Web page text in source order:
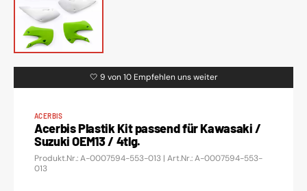
🤍 9 von 10 Empfehlen uns weiter
ACERBIS
Acerbis Plastik Kit passend für Kawasaki /
Suzuki OEM13 / 4tlg.
Translation
missing:
Produkt.Nr.: A-0007594-553-013 | Art.Nr.: A-0007594-553-
013